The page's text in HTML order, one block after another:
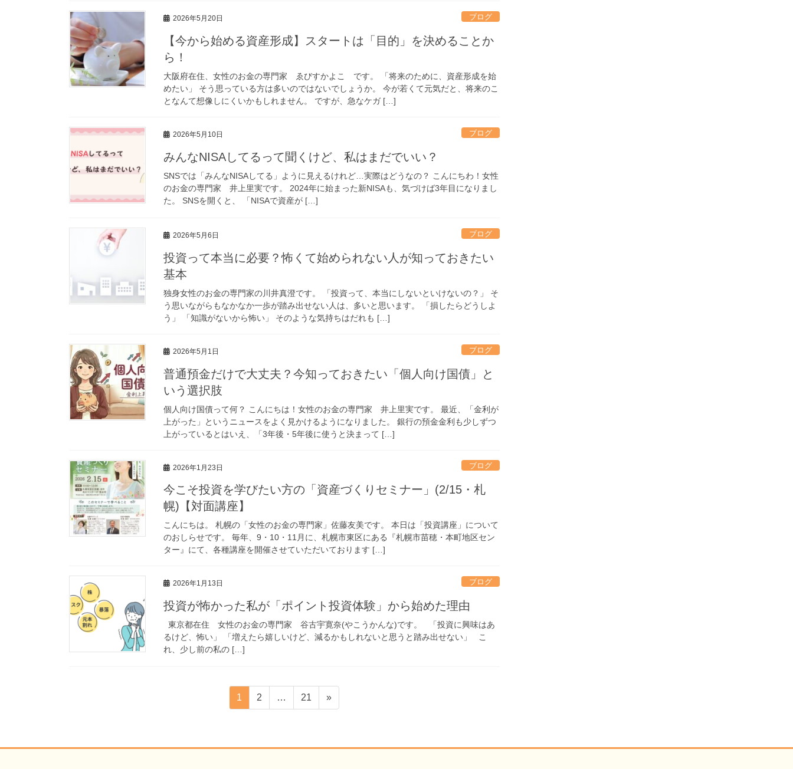
2026年5月20日 ブログ
【今から始める資産形成】スタートは「目的」を決めることか
ら！
大阪府在住、女性のお金の専門家 ゑびすかよこ です。 「将来のために、資産形成を始
めたい」 そう思っている方は多いのではないでしょうか。 今が若くて元気だと、将来のこ
となんて想像しにくいかもしれません。 ですが、急なケガ […]
2026年5月10日 ブログ
みんなNISAしてるって聞くけど、私はまだでいい？
SNSでは「みんなNISAしてる」ように見えるけれど…実際はどうなの？ こんにちわ！女性
のお金の専門家 井上里実です。 2024年に始まった新NISAも、気づけば3年目になりまし
た。 SNSを開くと、 「NISAで資産が […]
2026年5月6日 ブログ
投資って本当に必要？怖くて始められない人が知っておきたい
基本
独身女性のお金の専門家の川井真澄です。 「投資って、本当にしないといけないの？」 そ
う思いながらもなかなか一歩が踏み出せない人は、多いと思います。 「損したらどうしよ
う」 「知識がないから怖い」 そのような気持ちはだれも […]
2026年5月1日 ブログ
普通預金だけで大丈夫？今知っておきたい「個人向け国債」と
いう選択肢
個人向け国債って何？ こんにちは！女性のお金の専門家 井上里実です。 最近、「金利が
上がった」というニュースをよく見かけるようになりました。 銀行の預金金利も少しずつ
上がっているとはいえ、「3年後・5年後に使うと決まって […]
2026年1月23日 ブログ
今こそ投資を学びたい方の「資産づくりセミナー」(2/15・札
幌)【対面講座】
こんにちは。 札幌の「女性のお金の専門家」佐藤友美です。 本日は「投資講座」について
のおしらせです。 毎年、9・10・11月に、札幌市東区にある『札幌市苗穂・本町地区セン
ター』にて、各種講座を開催させていただいております […]
2026年1月13日 ブログ
投資が怖かった私が「ポイント投資体験」から始めた理由
東京都在住 女性のお金の専門家 谷古宇寛奈(やこうかんな)です。 「投資に興味はあ
るけど、怖い」 「増えたら嬉しいけど、減るかもしれないと思うと踏み出せない」 こ
れ、少し前の私の […]
の
固
定
1
固
定
2 …
固
定
21 »